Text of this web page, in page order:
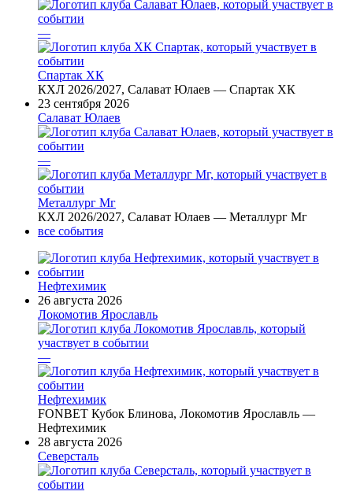
—
Спартак ХК
КХЛ 2026/2027, Салават Юлаев — Спартак ХК
23 сентября 2026
Салават Юлаев
—
Металлург Мг
КХЛ 2026/2027, Салават Юлаев — Металлург Мг
все события
Нефтехимик
26 августа 2026
Локомотив Ярославль
—
Нефтехимик
FONBET Кубок Блинова, Локомотив Ярославль —
Нефтехимик
28 августа 2026
Северсталь